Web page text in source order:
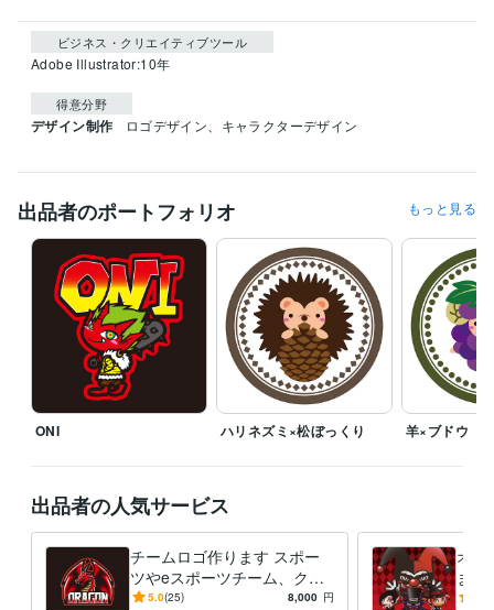
ビジネス・クリエイティブツール
Adobe Illustrator:10年
得意分野
デザイン制作 ロゴデザイン、キャラクターデザイン
出品者のポートフォリオ もっと見る
ONI ハリネズミ×松ぼっくり 羊×ブドウ
出品者の人気サービス
チームロゴ作ります スポー
ツやeスポーツチーム、クラ
ブ、サークル等に
5.0(25) 8,000 円
オリ
ま
コッ